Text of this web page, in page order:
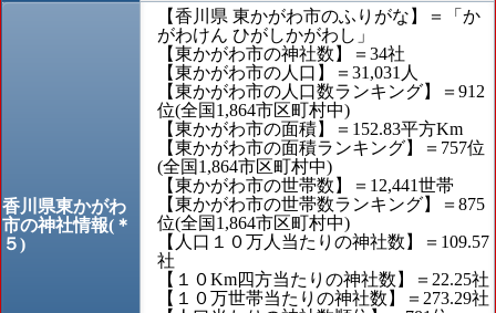
香川県東かがわ
市の神社情報(＊
５)
【香川県 東かがわ市のふりがな】＝「か
がわけん ひがしかがわし」
【東かがわ市の神社数】＝34社
【東かがわ市の人口】＝31,031人
【東かがわ市の人口数ランキング】＝912
位(全国1,864市区町村中)
【東かがわ市の面積】＝152.83平方Km
【東かがわ市の面積ランキング】＝757位
(全国1,864市区町村中)
【東かがわ市の世帯数】＝12,441世帯
【東かがわ市の世帯数ランキング】＝875
位(全国1,864市区町村中)
【人口１０万人当たりの神社数】＝109.57
社
【１０Km四方当たりの神社数】＝22.25社
【１０万世帯当たりの神社数】＝273.29社